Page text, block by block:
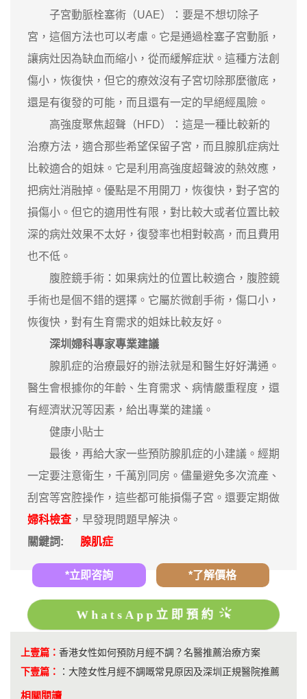
子宮動脈栓塞術（UAE）：要是不想切除子
宮，這個方法也可以考慮。它是通過栓塞子宮動脈，
讓病灶因為缺血而縮小，從而緩解症狀。這種方法創
傷小，恢復快，但它的療效沒有子宮切除那麼徹底，
還是有復發的可能，而且還有一定的早絕經風險。
高強度聚焦超聲（HFD）：這是一種比較新的
治療方法，適合那些希望保留子宮，而且腺肌症病灶
比較適合的姐妹。它是利用高強度超聲波的熱效應，
把病灶消融掉。優點是不用開刀，恢復快，對子宮的
損傷小。但它的適用性有限，對比較大或者位置比較
深的病灶效果不太好，復發率也相對較高，而且費用
也不低。
腹腔鏡手術：如果病灶的位置比較適合，腹腔鏡
手術也是個不錯的選擇。它屬於微創手術，傷口小，
恢復快，對有生育需求的姐妹比較友好。
深圳婦科專家專業建議
腺肌症的治療最好的辦法就是和醫生好好溝通。
醫生會根據你的年齡、生育需求、病情嚴重程度，還
有經濟狀況等因素，給出專業的建議。
健康小貼士
最後，再給大家一些預防腺肌症的小建議。經期
一定要注意衛生，千萬別同房。儘量避免多次流產、
刮宮等宮腔操作，這些都可能損傷子宮。還要定期做
婦科檢查 ，早發現問題早解決。
關鍵詞:
腺肌症
*立即咨詢 *了解價格
WhatsApp立即預約
上壹篇： 香港女性如何預防月經不調？名醫推薦治療方案
下壹篇：
： 大陸女性月經不調嘅常見原因及深圳正規醫院推薦
相關閱讀